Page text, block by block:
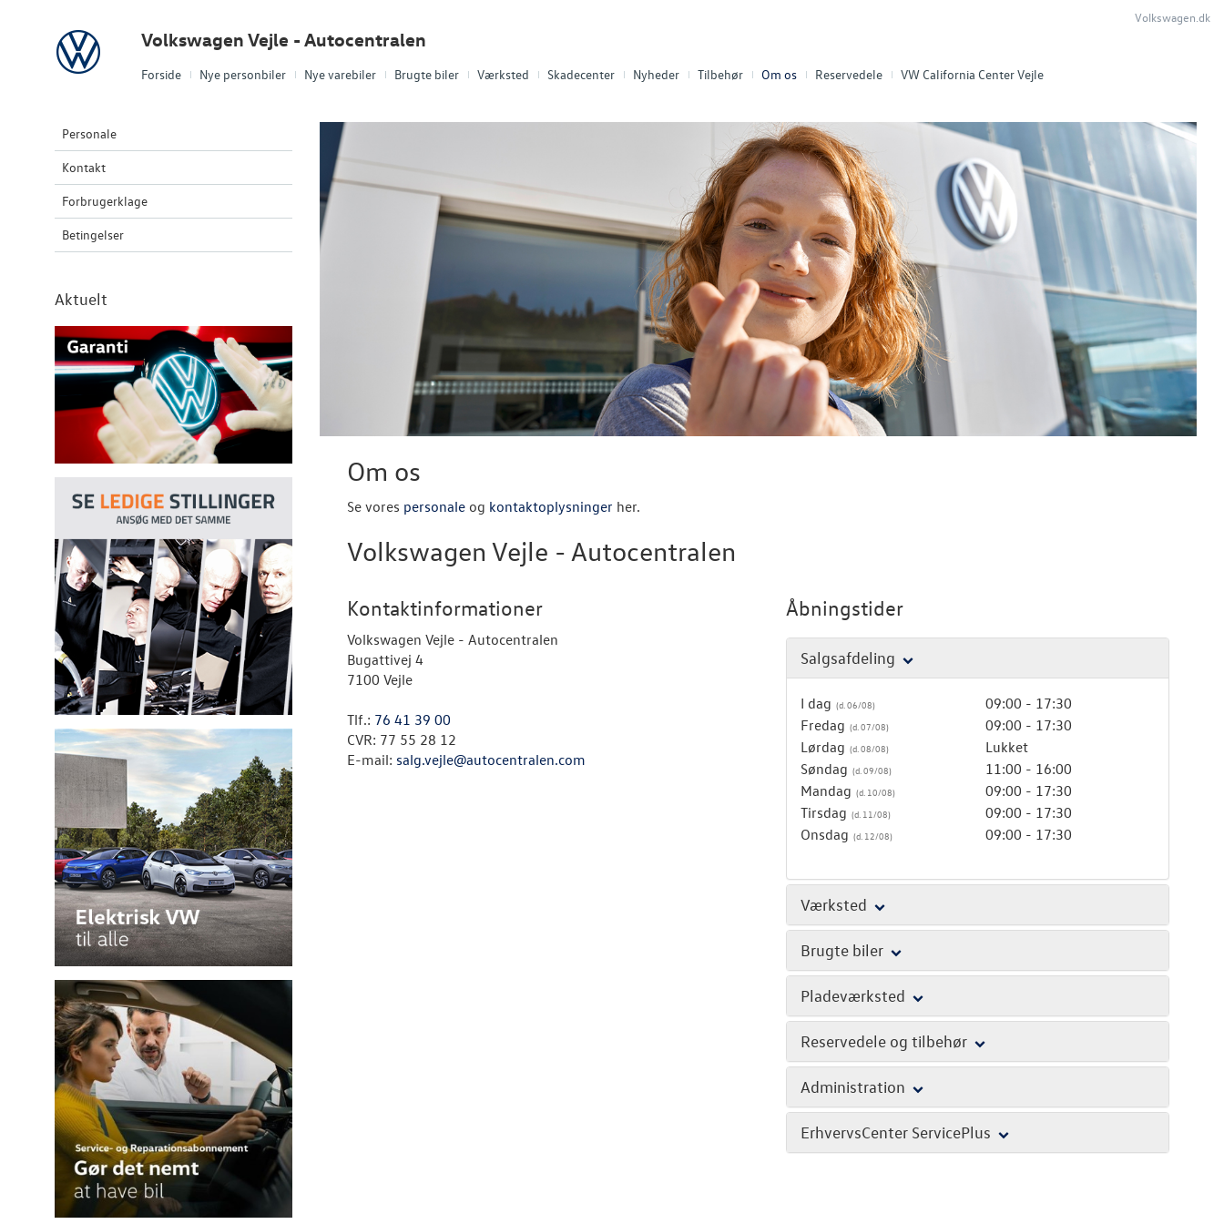
Forside Nye personbiler Nye varebiler Brugte biler Værksted Skadecenter Nyheder Tilbehør Om os Reservedele VW California Center Vejle
Volkswagen Volkswagen Vejle - Autocentralen
Volkswagen.dk
Personale
Kontakt
Forbrugerklage
Betingelser
Aktuelt
Om os
Se vores personale og kontaktoplysninger her.
Volkswagen Vejle - Autocentralen
Kontaktinformationer
Volkswagen Vejle - Autocentralen
Bugattivej 4
7100 Vejle
Tlf.: 76 41 39 00
CVR: 77 55 28 12
E-mail: salg.vejle@autocentralen.com
Åbningstider
Salgsafdeling
I dag
09:00 - 17:30
Fredag
09:00 - 17:30
Lørdag
Lukket
Søndag
11:00 - 16:00
Mandag
09:00 - 17:30
Tirsdag
09:00 - 17:30
Onsdag
09:00 - 17:30
Værksted
Brugte biler
Pladeværksted
Reservedele og tilbehør
Administration
ErhvervsCenter ServicePlus